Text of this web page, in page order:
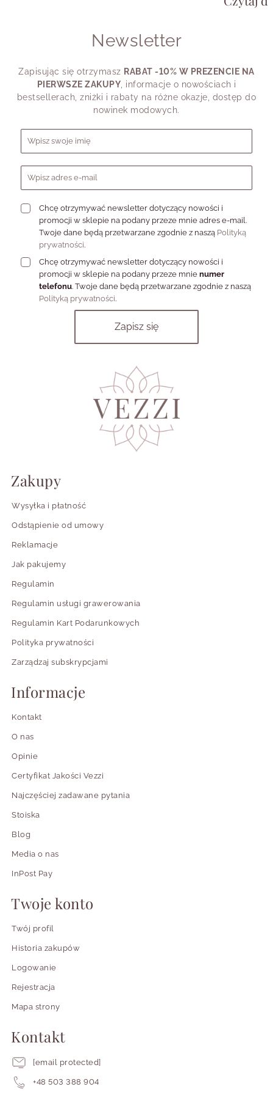
316L
- materiału cenionego za trwałość i hipoalergiczne
właściwości. To szczególnie ważne w przypadku biżuterii
noszonej bezpośrednio przy skórze.
W praktyce oznacza to, że naszyjniki:
nie ciemnieją i nie tracą koloru,
zachowują estetykę mimo codziennego użytkowania.
z funkcjonalnością.
FAQ - naszyjniki damskie
personalizowane
Czy biały grawer jest trwały?
Czym różni się biały grawer od czarnego?
Czy naszyjniki damskie personalizowane
chcesz
swojego
dziś
Newsletter
Zapisując się otrzymasz RABAT -10% W PREZENCIE NA
PIERWSZE ZAKUPY, informacje o nowościach i
bestsellerach, zniżki i rabaty na różne okazje, dostęp do
nowinek modowych.
Formularz zapisu do newslettera
Chcę otrzymywać newsletter dotyczący nowości i
promocji w sklepie na podany przeze mnie adres e-mail.
Twoje dane będą przetwarzane zgodnie z naszą Polityką
prywatności.
Chcę otrzymywać newsletter dotyczący nowości i
promocji w sklepie na podany przeze mnie numer
telefonu. Twoje dane będą przetwarzane zgodnie z naszą
Polityką prywatności.
Zakupy
Wysyłka i płatność
Odstąpienie od umowy
Reklamacje
Jak pakujemy
Regulamin
Regulamin usługi grawerowania
Regulamin Kart Podarunkowych
Polityka prywatności
Zarządzaj subskrypcjami
Informacje
Kontakt
O nas
Opinie
Certyfikat Jakości Vezzi
Najczęściej zadawane pytania
Stoiska
Blog
Media o nas
InPost Pay
Twoje konto
Twój profil
Historia zakupów
Logowanie
Rejestracja
Mapa strony
Kontakt
[email protected]
+48 503 388 904